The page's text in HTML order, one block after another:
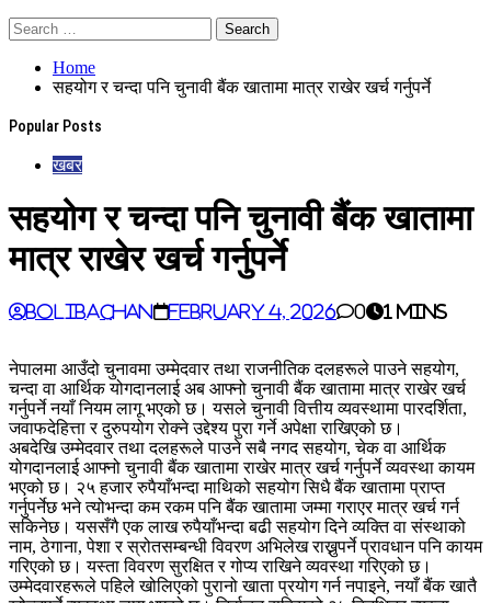
Home
सहयोग र चन्दा पनि चुनावी बैंक खातामा मात्र राखेर खर्च गर्नुपर्ने
Popular Posts
खबर
सहयोग र चन्दा पनि चुनावी बैंक खातामा
मात्र राखेर खर्च गर्नुपर्ने
BoliBachan February 4, 2026 0 1 mins
नेपालमा आउँदो चुनावमा उम्मेदवार तथा राजनीतिक दलहरूले पाउने सहयोग,
चन्दा वा आर्थिक योगदानलाई अब आफ्नो चुनावी बैंक खातामा मात्र राखेर खर्च
गर्नुपर्नेनयाँ नियम लागू भएको छ। यसले चुनावी वित्तीय व्यवस्थामा पारदर्शिता,
जवाफदेहित्ता र दुरुपयोग रोक्ने उद्देश्य पुरा गर्ने अपेक्षा राखिएको छ।
अबदेखि उम्मेदवार तथा दलहरूले पाउने सबै नगद सहयोग, चेक वा आर्थिक
योगदानलाई आफ्नो चुनावी बैंक खातामा राखेर मात्र खर्च गर्नुपर्ने व्यवस्था कायम
भएको छ। २५ हजार रुपैयाँभन्दा माथिको सहयोग सिधै बैंक खातामा प्राप्त
गर्नुपर्नेछ भने त्योभन्दा कम रकम पनि बैंक खातामा जम्मा गराएर मात्र खर्च गर्न
सकिनेछ। यससँगै एक लाख रुपैयाँभन्दा बढी सहयोग दिने व्यक्ति वा संस्थाको
नाम, ठेगाना, पेशा र स्रोतसम्बन्धी विवरण अभिलेख राख्नुपर्ने प्रावधान पनि कायम
गरिएको छ। यस्ता विवरण सुरक्षित र गोप्य राखिने व्यवस्था गरिएको छ।
उम्मेदवारहरूले पहिले खोलिएको पुरानो खाता प्रयोग गर्न नपाइने, नयाँ बैंक खातै